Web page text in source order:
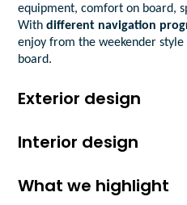
equipment, comfort on board,
With different navigation
enjoy from the weekender
board.
Exterior design
Interior design
What we highlight